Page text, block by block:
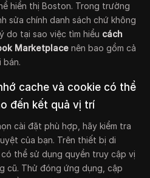
hiển thị Boston. Trong trường
sửa chính danh sách chứ không
do tại sao việc tìm hiểu cách
Marketplace nên bao gồm cả
bán.
cache và cookie có thể
đến kết quả vị trí
cài đặt phù hợp, hãy kiểm tra
của bạn. Trên thiết bị di
thể sử dụng quyền truy cập vị
cũ. Thử đóng ứng dụng, cập